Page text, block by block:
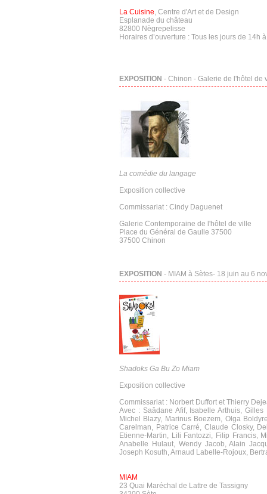
La Cuisine, Centre d'Art et de Design
Esplanade du château
82800 Nègrepelisse
Horaires d’ouverture : Tous les jours de 14h
EXPOSITION - Chinon - Galerie de l'hôtel de
La comédie du langage
Exposition collective
Commissariat : Cindy Daguenet
Galerie Contemporaine de l'hôtel de ville
Place du Général de Gaulle 37500
37500 Chinon
EXPOSITION - MIAM à Sètes- 18 juin au 6
Shadoks Ga Bu Zo Miam
Exposition collective
Commissariat : Norbert Duffort et Thierry
Avec : Saâdane Afif, Isabelle Arthuis,
Michel Blazy, Marinus Boezem, Olga
Carelman, Patrice Carré, Claude Closky,
Etienne-Martin, Lili Fantozzi, Filip Francis,
Anabelle Hulaut, Wendy Jacob, Alain
Joseph Kosuth, Arnaud Labelle-Rojoux,
MIAM
23 Quai Maréchal de Lattre de Tassigny